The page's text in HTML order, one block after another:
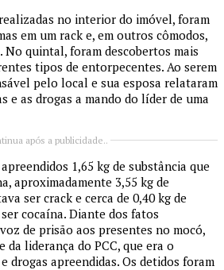
no interior do imóvel, foram
em um rack e, em outros cômodos,
No quintal, foram descobertos mais
tipos de entorpecentes. Ao serem
pelo local e sua esposa relataram
e as drogas a mando do líder de uma
após a publicidade..
1,65 kg de substância que
aproximadamente 3,55 kg de
ser crack e cerca de 0,40 kg de
cocaína. Diante dos fatos
de prisão aos presentes no mocó,
liderança do PCC, que era o
drogas apreendidas. Os detidos foram